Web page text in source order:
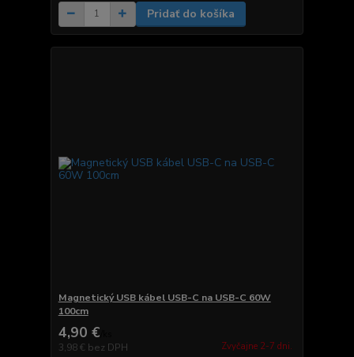
Pridať do košíka
Magnetický USB kábel USB-C na USB-C 60W
100cm
4,90 €
3,98 € bez DPH Zvyčajne 2-7 dni.